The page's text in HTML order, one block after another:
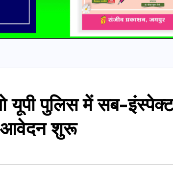
यूपी पुलिस में सब-
आवेदन शुरू